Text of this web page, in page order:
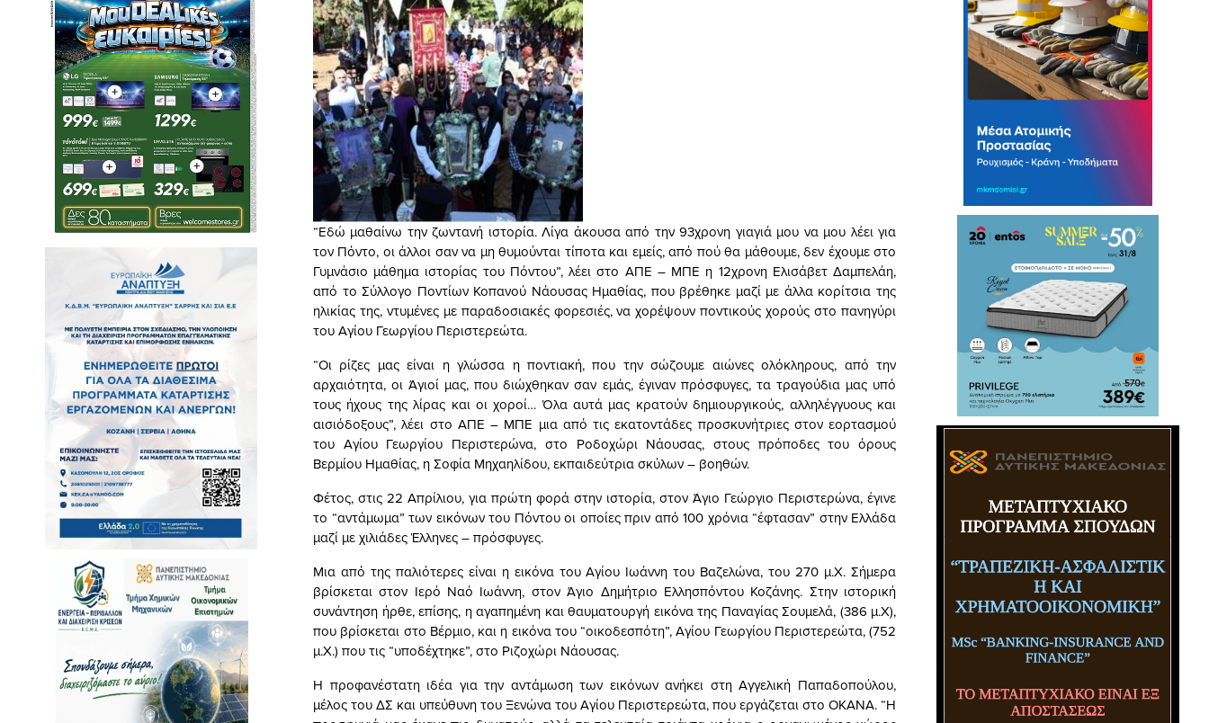
“Εδώ μαθαίνω την ζωντανή ιστορία. Λίγα άκουσα από την 93χρονη γιαγιά μου να μου λέει για
τον Πόντο, οι άλλοι σαν να μη θυμούνται τίποτα και εμείς, από πού θα μάθουμε, δεν έχουμε στο
Γυμνάσιο μάθημα ιστορίας του Πόντου”, λέει στο ΑΠΕ – ΜΠΕ η 12χρονη Ελισάβετ Δαμπελάη,
από το Σύλλογο Ποντίων Κοπανού Νάουσας Ημαθίας, που βρέθηκε μαζί με άλλα κορίτσια της
ηλικίας της, ντυμένες με παραδοσιακές φορεσιές, να χορέψουν ποντικούς χορούς στο πανηγύρι
του Αγίου Γεωργίου Περιστερεώτα.
“Οι ρίζες μας είναι η γλώσσα η ποντιακή, που την σώζουμε αιώνες ολόκληρους, από την
αρχαιότητα, οι Άγιοί μας, που διώχθηκαν σαν εμάς, έγιναν πρόσφυγες, τα τραγούδια μας υπό
τους ήχους της λίρας και οι χοροί… Όλα αυτά μας κρατούν δημιουργικούς, αλληλέγγυους και
αισιόδοξους”, λέει στο ΑΠΕ – ΜΠΕ μια από τις εκατοντάδες προσκυνήτριες στον εορτασμού
του Αγίου Γεωργίου Περιστερώνα, στο Ροδοχώρι Νάουσας, στους πρόποδες του όρους
Βερμίου Ημαθίας, η Σοφία Μηχαηλίδου, εκπαιδεύτρια σκύλων – βοηθών.
Φέτος, στις 22 Απρίλιου, για πρώτη φορά στην ιστορία, στον Άγιο Γεώργιο Περιστερώνα, έγινε
το “αντάμωμα” των εικόνων του Πόντου οι οποίες πριν από 100 χρόνια “έφτασαν” στην Ελλάδα
μαζί με χιλιάδες Έλληνες – πρόσφυγες.
Μια από της παλιότερες είναι η εικόνα του Αγίου Ιωάννη του Βαζελώνα, του 270 μ.Χ. Σήμερα
βρίσκεται στον Ιερό Ναό Ιωάννη, στον Άγιο Δημήτριο Ελλησπόντου Κοζάνης. Στην ιστορική
συνάντηση ήρθε, επίσης, η αγαπημένη και θαυματουργή εικόνα της Παναγίας Σουμελά, (386 μ.Χ),
που βρίσκεται στο Βέρμιο, και η εικόνα του “οικοδεσπότη”, Αγίου Γεωργίου Περιστερεώτα, (752
μ.Χ.) που τις “υποδέχτηκε”, στο Ριζοχώρι Νάουσας.
Η προφανέστατη ιδέα για την αντάμωση των εικόνων ανήκει στη Αγγελική Παπαδοπούλου,
μέλος του ΔΣ και υπεύθυνη του Ξενώνα του Αγίου Περιστερεώτα, που εργάζεται στο ΟΚΑΝΑ. “Η